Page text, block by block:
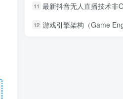
11 最新抖音无人直播技术非OBS，可带货，可引流
12 游戏引擎架构（Game Engine Architecture